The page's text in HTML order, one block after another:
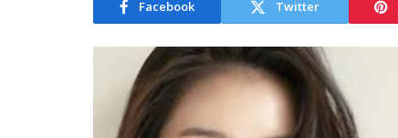
Facebook Twitter